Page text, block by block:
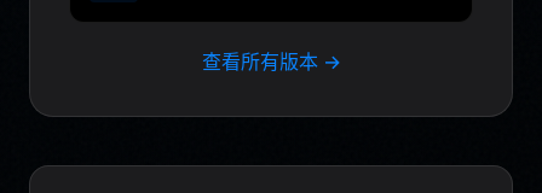
查看所有版本 →